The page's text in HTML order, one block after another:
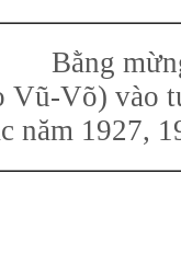
mừng
Vũ-Võ) vào
năm